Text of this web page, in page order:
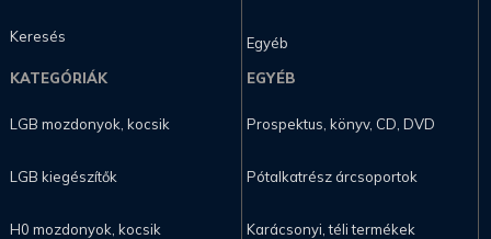
Keresés
Egyéb
KATEGÓRIÁK
LGB mozdonyok, kocsik
LGB kiegészítők
H0 mozdonyok, kocsik
EGYÉB
Prospektus, könyv, CD, DVD
Pótalkatrész árcsoportok
Karácsonyi, téli termékek